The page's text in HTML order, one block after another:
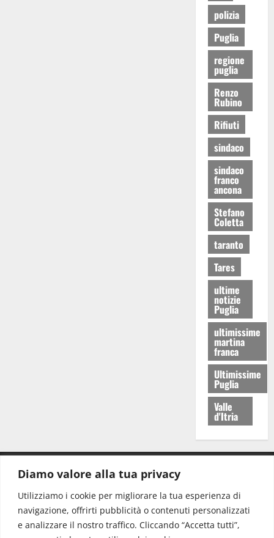
Diamo valore alla tua privacy
Utilizziamo i cookie per migliorare la tua esperienza di
navigazione, offrirti pubblicità o contenuti personalizzati
e analizzare il nostro traffico. Cliccando “Accetta tutti”,
polizia
Puglia
regione
puglia
Renzo
Rubino
Rifiuti
sindaco
sindaco
franco
ancona
Stefano
Coletta
taranto
Tares
ultime
notizie
Puglia
ultimissime
martina
franca
Ultimissime
Puglia
Valle
d'Itria
Redazione: redazione@www.martinasera.it
Direttore:direttore@www.martinasera.it